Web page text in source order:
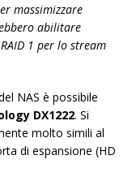
massimizzare
abilitare
1 per lo stream
NAS è possibile
DX1222. Si
molto simili al
di espansione (HD